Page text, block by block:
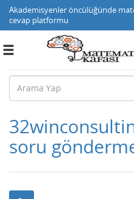
Akademisyenler öncülüğünde
cevap platformu
Toggle
soru